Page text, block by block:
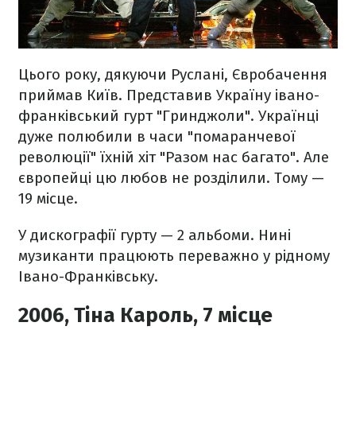
Цього року, дякуючи Руслані, Євробачення
приймав Київ. Представив Україну івано-
франківський гурт "Гринджоли". Українці
дуже полюбили в часи "помаранчевої
революції" їхній хіт "Разом нас багато". Але
європейці цю любов не розділили. Тому —
19 місце.
У дискографії гурту — 2 альбоми. Нині
музиканти працюють переважно у рідному
Івано-Франківську.
2006, Тіна Кароль, 7 місце